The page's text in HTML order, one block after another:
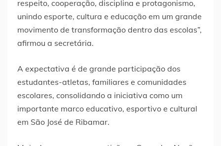
respeito, cooperação, disciplina e protagonismo,
unindo esporte, cultura e educação em um grande
movimento de transformação dentro das escolas”,
afirmou a secretária.
A expectativa é de grande participação dos
estudantes-atletas, familiares e comunidades
escolares, consolidando a iniciativa como um
importante marco educativo, esportivo e cultural
em São José de Ribamar.